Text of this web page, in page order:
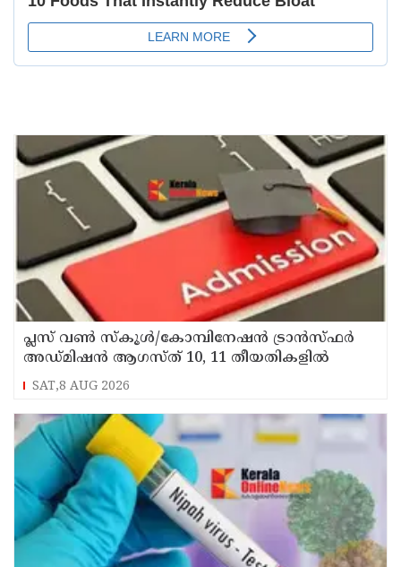
പ്ലസ് വൺ സ്‌കൂൾ/കോമ്പിനേഷൻ ട്രാൻസ്ഫർ
അഡ്മിഷൻ ആഗസ്ത് 10, 11 തീയതികളിൽ
SAT,8 AUG 2026